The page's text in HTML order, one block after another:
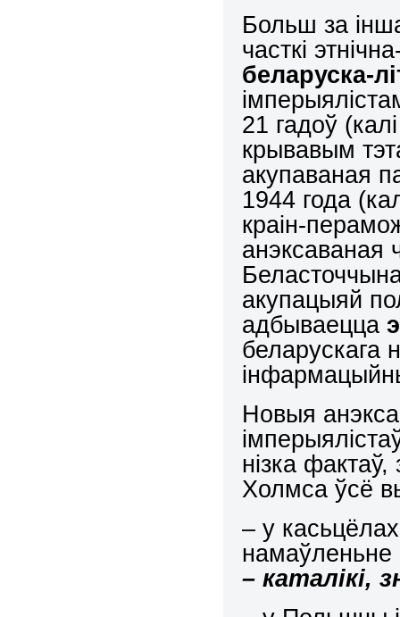
Больш за
часткі
беларуска-
21 гадоў
крывавым
акупаваная
1944 года
краін-
анэксаваная
акупацыяй
адбываецца
беларускага
Новыя
нізка фактаў,
Холмса ўсё
– у
намаўленьне
– каталікі,